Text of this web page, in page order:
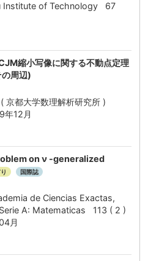
Institute of Technology 67
縮小写像に関する不動点定理
周辺)
京都大学数理解析研究所 )
12月
on ν -generalized
国際誌
de Ciencias Exactas,
A: Matematicas 113 ( 2 )
月